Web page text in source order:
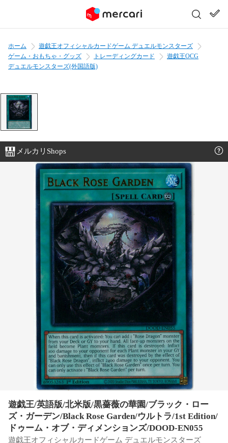
ホーム
遊戯王オフィシャルカードゲーム デュエルモンスターズ
ゲーム・おもちゃ・グッズ
トレーディングカード
遊戯王OCG
デュエルモンスターズ(外国語版)
メルカリShops
遊戯王/英語版/北米版/黒薔薇の華園/ブラック・ロー
ズ・ガーデン/Black Rose Garden/ウルトラ/1st Edition/
ドゥーム・オブ・ディメンションズ/DOOD-EN055
遊戯王オフィシャルカードゲーム デュエルモンスターズ